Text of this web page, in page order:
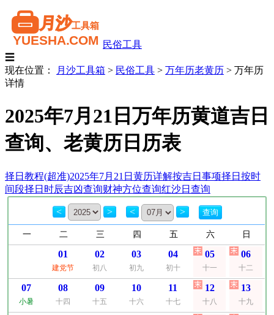
民俗工具
☰
现在位置：
月沙工具箱 > 民俗工具 > 万年历老黄历 > 万年历
详情
2025年7月21日万年历黄道吉日
查询、老黄历日历表
择日教程(超准)2025年7月21日黄历详解按吉日事项择日 按时
间段择日 时辰吉凶查询财神方位查询红沙日查询
< > < >
一 二 三 四 五 六 日
01
建党节
02
初八
03
初九
04
初十
05
十一
06
十二
07
小暑
08
十四
09
十五
10
十六
11
十七
12
十八
13
十九